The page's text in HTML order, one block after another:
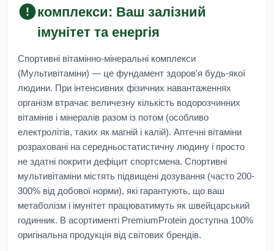
комплекси: Ваш залізний
імунітет та енергія
Спортивні вітамінно-мінеральні комплекси
(Мультивітаміни) — це фундамент здоров'я будь-якої
людини. При інтенсивних фізичних навантаженнях
організм втрачає величезну кількість водорозчинних
вітамінів і мінералів разом із потом (особливо
електролітів, таких як магній і калій). Аптечні вітаміни
розраховані на середньостатистичну людину і просто
не здатні покрити дефіцит спортсмена. Спортивні
мультивітаміни містять підвищені дозування (часто 200-
300% від добової норми), які гарантують, що ваш
метаболізм і імунітет працюватимуть як швейцарський
годинник. В асортименті PremiumProtein доступна 100%
оригінальна продукція від світових брендів.